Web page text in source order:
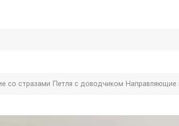
со стразами Петля с доводчиком Направляющие